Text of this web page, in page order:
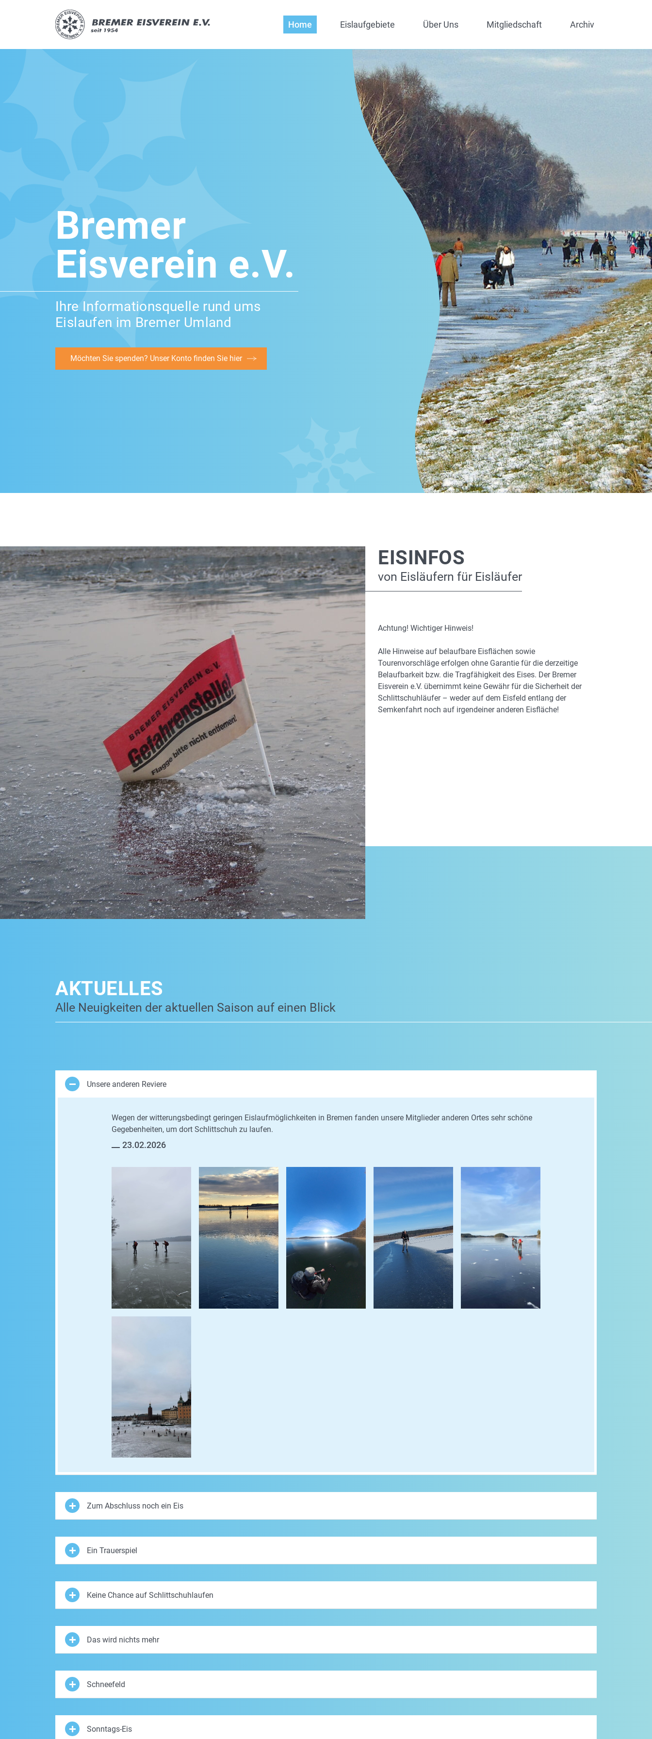
Home Eislaufgebiete Über Uns Mitgliedschaft Archiv
Bremer
Eisverein e.V.
Ihre Informationsquelle rund ums
Eislaufen im Bremer Umland
Möchten Sie spenden? Unser Konto finden Sie hier
EISINFOS
von Eisläufern für Eisläufer
Achtung! Wichtiger Hinweis!
Alle Hinweise auf belaufbare Eisflächen sowie
Tourenvorschläge erfolgen ohne Garantie für die derzeitige
Belaufbarkeit bzw. die Tragfähigkeit des Eises. Der Bremer
Eisverein e.V. übernimmt keine Gewähr für die Sicherheit der
Schlittschuhläufer – weder auf dem Eisfeld entlang der
Semkenfahrt noch auf irgendeiner anderen Eisfläche!
AKTUELLES
Alle Neuigkeiten der aktuellen Saison auf einen Blick
Unsere anderen Reviere
Wegen der witterungsbedingt geringen Eislaufmöglichkeiten in Bremen fanden unsere Mitglieder anderen Ortes sehr schöne
Gegebenheiten, um dort Schlittschuh zu laufen.
23.02.2026
Zum Abschluss noch ein Eis
Ein Trauerspiel
Keine Chance auf Schlittschuhlaufen
Das wird nichts mehr
Schneefeld
Sonntags-Eis